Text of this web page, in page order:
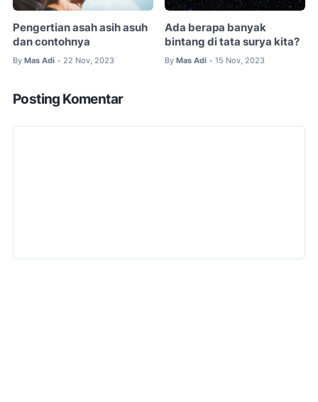
Pengertian asah asih asuh
dan contohnya
By Mas Adi • 22 Nov, 2023
Ada berapa banyak
bintang di tata surya kita?
By Mas Adi • 15 Nov, 2023
Posting Komentar